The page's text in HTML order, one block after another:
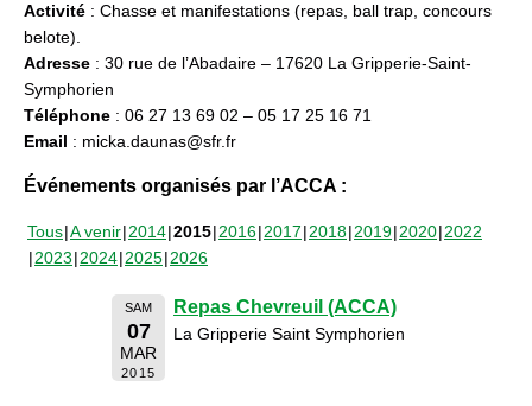
Activité : Chasse et manifestations (repas, ball trap, concours
belote).
Adresse : 30 rue de l’Abadaire – 17620 La Gripperie-Saint-
Symphorien
Téléphone : 06 27 13 69 02 – 05 17 25 16 71
Email : micka.daunas@sfr.fr
Événements organisés par l’ACCA :
Tous A venir 2014 2015 2016 2017 2018 2019 2020 2022
2023 2024 2025 2026
SAM
07
MAR
2015
Repas Chevreuil (ACCA)
La Gripperie Saint Symphorien